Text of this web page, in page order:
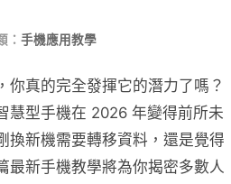
： 手機應用教學
你真的完全發揮它的潛力了嗎？
慧型手機在 2026 年變得前所未
換新機需要轉移資料，還是覺得
最新手機教學將為你揭密多數人